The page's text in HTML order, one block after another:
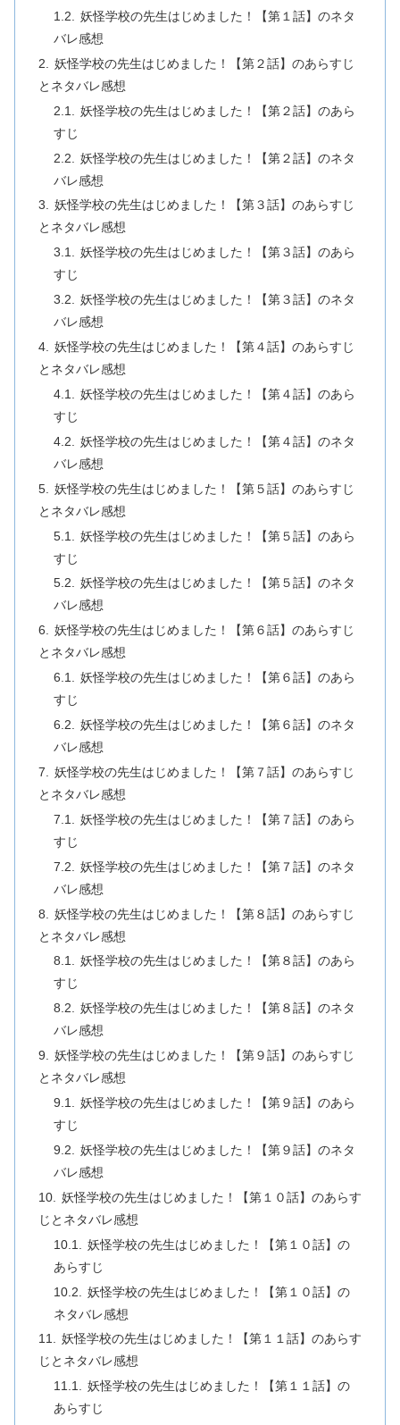
妖怪学校の先生はじめました！【第１話】のネタ
バレ感想
妖怪学校の先生はじめました！【第２話】のあらすじ
とネタバレ感想
妖怪学校の先生はじめました！【第２話】のあら
すじ
妖怪学校の先生はじめました！【第２話】のネタ
バレ感想
妖怪学校の先生はじめました！【第３話】のあらすじ
とネタバレ感想
妖怪学校の先生はじめました！【第３話】のあら
すじ
妖怪学校の先生はじめました！【第３話】のネタ
バレ感想
妖怪学校の先生はじめました！【第４話】のあらすじ
とネタバレ感想
妖怪学校の先生はじめました！【第４話】のあら
すじ
妖怪学校の先生はじめました！【第４話】のネタ
バレ感想
妖怪学校の先生はじめました！【第５話】のあらすじ
とネタバレ感想
妖怪学校の先生はじめました！【第５話】のあら
すじ
妖怪学校の先生はじめました！【第５話】のネタ
バレ感想
妖怪学校の先生はじめました！【第６話】のあらすじ
とネタバレ感想
妖怪学校の先生はじめました！【第６話】のあら
すじ
妖怪学校の先生はじめました！【第６話】のネタ
バレ感想
妖怪学校の先生はじめました！【第７話】のあらすじ
とネタバレ感想
妖怪学校の先生はじめました！【第７話】のあら
すじ
妖怪学校の先生はじめました！【第７話】のネタ
バレ感想
妖怪学校の先生はじめました！【第８話】のあらすじ
とネタバレ感想
妖怪学校の先生はじめました！【第８話】のあら
すじ
妖怪学校の先生はじめました！【第８話】のネタ
バレ感想
妖怪学校の先生はじめました！【第９話】のあらすじ
とネタバレ感想
妖怪学校の先生はじめました！【第９話】のあら
すじ
妖怪学校の先生はじめました！【第９話】のネタ
バレ感想
妖怪学校の先生はじめました！【第１０話】のあらす
じとネタバレ感想
妖怪学校の先生はじめました！【第１０話】の
あらすじ
妖怪学校の先生はじめました！【第１０話】の
ネタバレ感想
妖怪学校の先生はじめました！【第１１話】のあらす
じとネタバレ感想
妖怪学校の先生はじめました！【第１１話】の
あらすじ